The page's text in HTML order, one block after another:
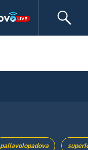
pallavolopadova